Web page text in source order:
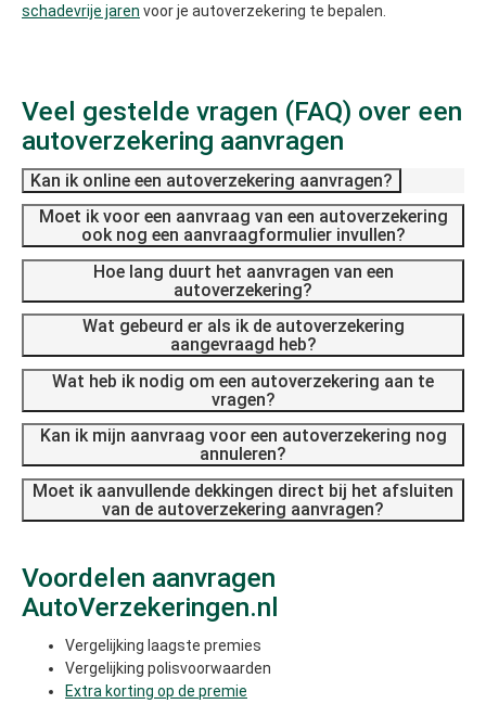
schadevrije jaren voor je autoverzekering te bepalen.
Veel gestelde vragen (FAQ) over een
autoverzekering aanvragen
Kan ik online een autoverzekering aanvragen?
Moet ik voor een aanvraag van een autoverzekering
ook nog een aanvraagformulier invullen?
Hoe lang duurt het aanvragen van een
autoverzekering?
Wat gebeurd er als ik de autoverzekering
aangevraagd heb?
Wat heb ik nodig om een autoverzekering aan te
vragen?
Kan ik mijn aanvraag voor een autoverzekering nog
annuleren?
Moet ik aanvullende dekkingen direct bij het afsluiten
van de autoverzekering aanvragen?
Voordelen aanvragen
AutoVerzekeringen.nl
Vergelijking laagste premies
Vergelijking polisvoorwaarden
Extra korting op de premie